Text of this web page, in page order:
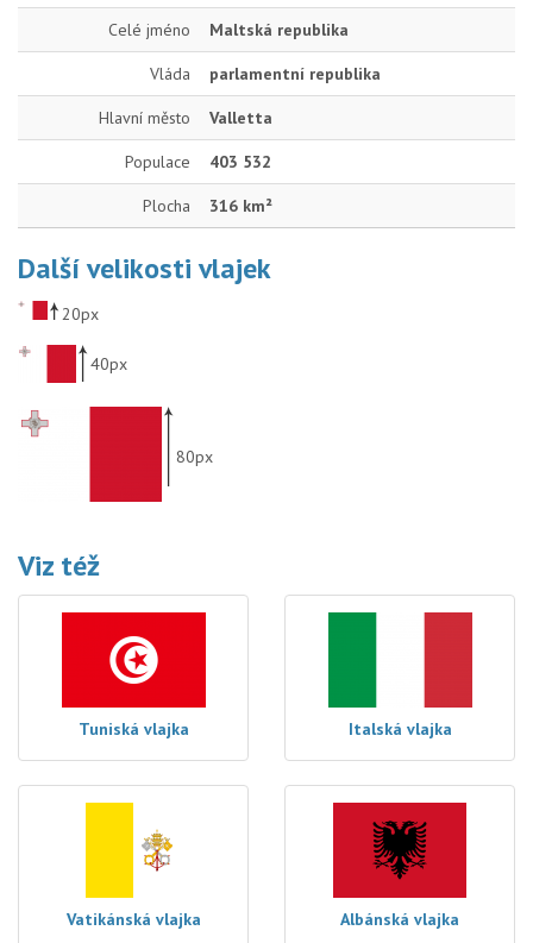
Celé jméno Maltská republika
Vláda parlamentní republika
Hlavní město Valletta
Populace 403 532
Plocha 316 km²
Další velikosti vlajek
20px
40px
80px
Viz též
Tuniská vlajka Italská vlajka
Vatikánská vlajka Albánská vlajka